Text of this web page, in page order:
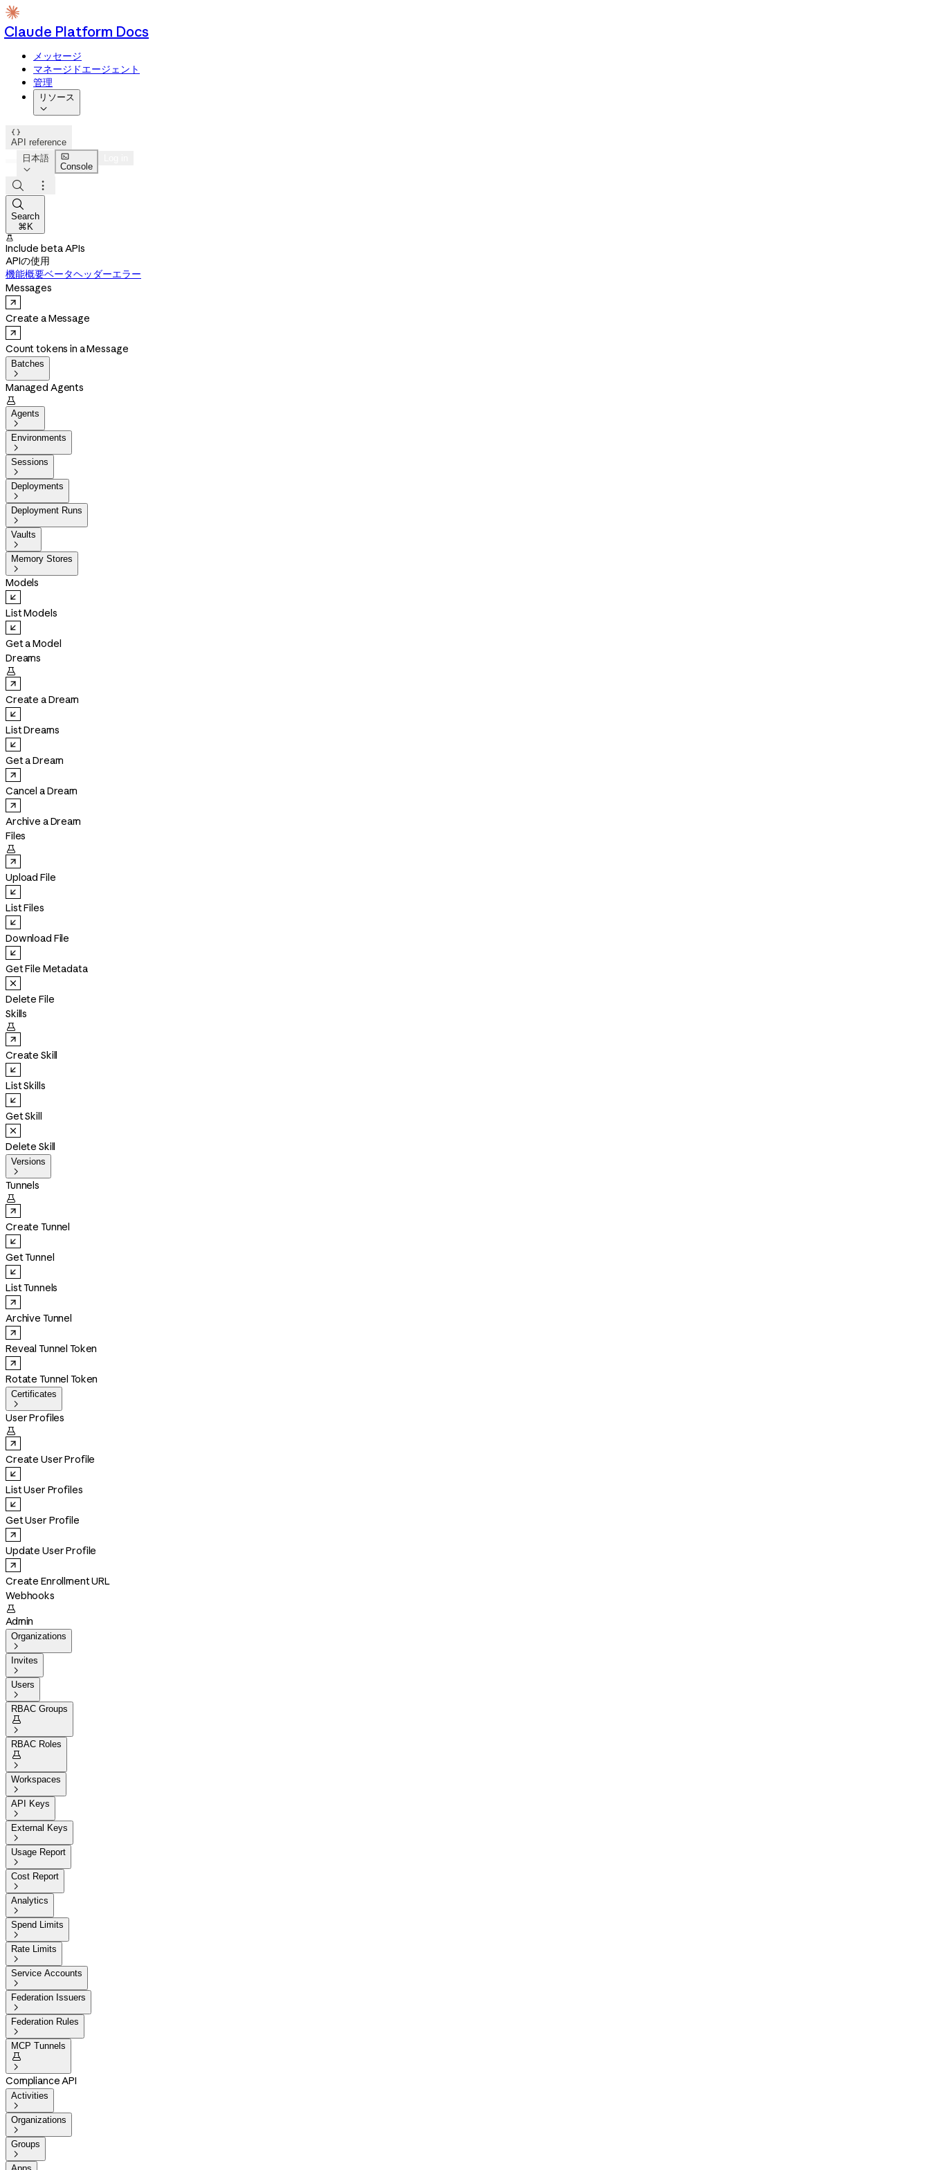
Claude Platform Docs
メッセージ
マネージドエージェント
管理
リソース


API reference
日本語


Console



Search
⌘K

Include beta APIs
APIの使用
機能概要ベータヘッダーエラー
Messages
Create a Message
Count tokens in a Message
Batches

Managed Agents

Agents

Environments

Sessions

Deployments

Deployment Runs

Vaults

Memory Stores

Models
List Models
Get a Model
Dreams

Create a Dream
List Dreams
Get a Dream
Cancel a Dream
Archive a Dream
Files

Upload File
List Files
Download File
Get File Metadata
Delete File
Skills

Create Skill
List Skills
Get Skill
Delete Skill
Versions

Tunnels

Create Tunnel
Get Tunnel
List Tunnels
Archive Tunnel
Reveal Tunnel Token
Rotate Tunnel Token
Certificates

User Profiles

Create User Profile
List User Profiles
Get User Profile
Update User Profile
Create Enrollment URL
Webhooks

Admin
Organizations

Invites

Users

RBAC Groups


RBAC Roles


Workspaces

API Keys

External Keys

Usage Report

Cost Report

Analytics

Spend Limits

Rate Limits

Service Accounts

Federation Issuers

Federation Rules

MCP Tunnels


Compliance API
Activities

Organizations

Groups
